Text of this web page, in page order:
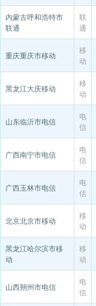
内蒙古呼和浩特市
联通
联
通
重庆重庆市移动
移
动
黑龙江大庆移动
移
动
山东临沂市电信
电
信
广西南宁市电信
电
信
广西玉林市电信
电
信
北京北京市移动
移
动
黑龙江哈尔滨市移
动
移
动
山西朔州市电信
电
信